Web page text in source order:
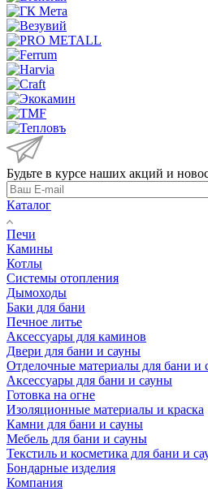
Будьте в курсе наших акций и
Каталог
Печи
Камины
Котлы
Системы отопления
Дымоходы
Баки для бани
Печное литье
Аксессуары для каминов
Двери для бани и сауны
Отделочные материалы для бани и
Аксессуары для бани и сауны
Готовка на огне
Изоляционные материалы и краска
Камни для бани и сауны
Мебель для бани и сауны
Текстиль и косметика для бани и
Бондарные изделия
Компания